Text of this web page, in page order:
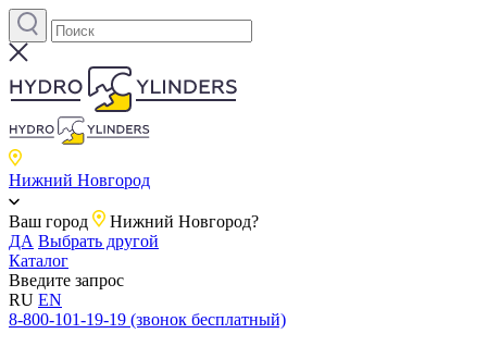
Нижний Новгород
Ваш город
Нижний Новгород?
ДА Выбрать другой
Каталог
Введите запрос
RU EN
8-800-101-19-19 (звонок бесплатный)